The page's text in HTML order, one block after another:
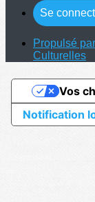
Se
Propulsé
Culturelles
Notification
Vos